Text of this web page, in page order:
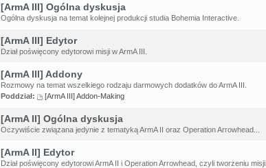
[ArmA III] Ogólna dyskusja
Ogólna dyskusja na temat kolejnej produkcji studia Bohemia Interactive.
[ArmA III] Edytor
Dział poświęcony edytorowi misji w ArmA III.
[ArmA III] Addony
Rozmowy na temat wszelkiego rodzaju darmowych dodatków do ArmA III.
Poddział:
[ArmA III] Addon-Making
[ArmA II] Ogólna dyskusja
Oczywiście związana jedynie z tematyką ArmA II oraz Operation Arrowhead...
[ArmA II] Edytor
Dział poświęcony edytorowi ArmA II i Operation Arrowhead, czyli tworzeniu misji.